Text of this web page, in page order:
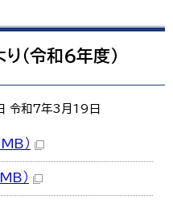
（令和6年度）
令和7年3月19日
）
）